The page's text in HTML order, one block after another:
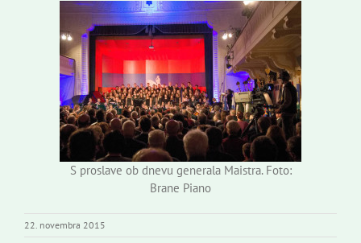
S proslave ob dnevu generala Maistra. Foto:
Brane Piano
22. novembra 2015